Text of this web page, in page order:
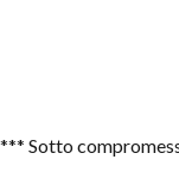
*** Sotto